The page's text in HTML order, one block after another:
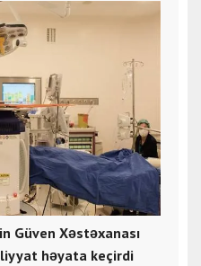
Güven Xəstəxanası
həyata keçirdi